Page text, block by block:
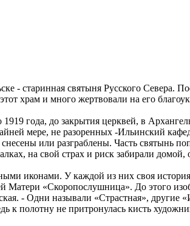
- старинная святыня Русского Севера.
храм и много жертвовали на его
года, до закрытия церквей, в
мере, не разоренных -Ильинский
или разграблены. Часть святынь
на свой страх и риск забирали
иконами. У каждой из них своя
Матери «Скоропослушница». До этого
- Одни называли «Страстная», другие
к полотну не притронулась кисть